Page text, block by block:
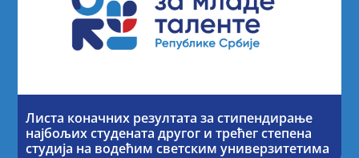
Листа коначних резултата за стипендирање
најбољих студената другог и трећег степена
студија на водећим светским универзитетима